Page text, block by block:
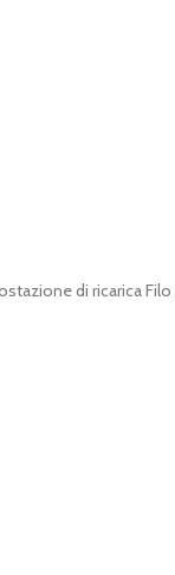
di ricarica